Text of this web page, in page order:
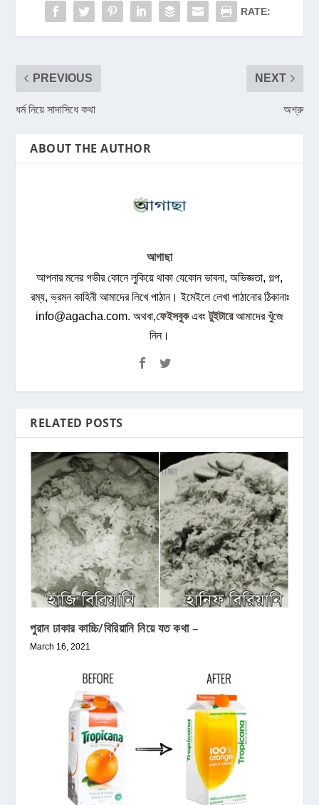
RATE:
PREVIOUS
ধর্ম নিয়ে সাদাসিধে কথা
NEXT
অশ্রু
ABOUT THE AUTHOR
আগাছা
আপনার মনের গভীর কোনে লুকিয়ে থাকা যেকোন ভাবনা, অভিজ্ঞতা, গল্প,
রম্য, ভ্রমন কাহিনী আমাদের লিখে পাঠান। ইমেইলে লেখা পাঠানোর ঠিকানাঃ
info@agacha.com. অথবা,ফেইসবুকএবংটুইটারেআমাদের খুঁজে
নিন।
RELATED POSTS
পুরান ঢাকার কাচ্চি/বিরিয়ানি নিয়ে যত কথা –
March 16, 2021